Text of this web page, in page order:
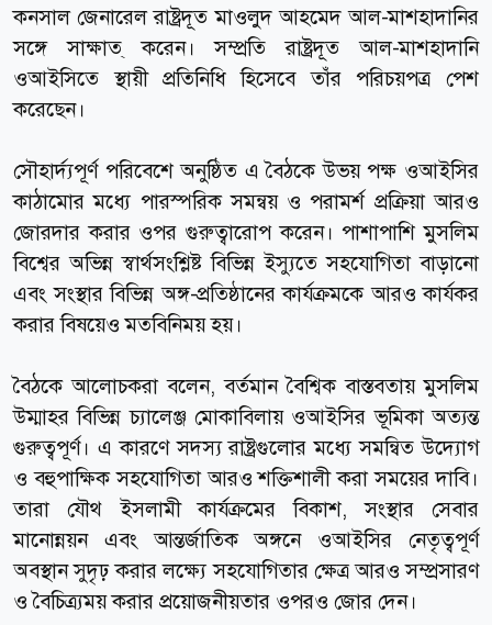
কনসাল জেনারেল রাষ্ট্রদূত মাওলুদ আহমেদ আল-মাশহাদানির
সঙ্গে সাক্ষাত্ করেন। সম্প্রতি রাষ্ট্রদূত আল-মাশহাদানি
ওআইসিতে স্থায়ী প্রতিনিধি হিসেবে তাঁর পরিচয়পত্র পেশ
করেছেন।
সৌহার্দ্যপূর্ণ পরিবেশে অনুষ্ঠিত এ বৈঠকে উভয় পক্ষ ওআইসির
কাঠামোর মধ্যে পারস্পরিক সমন্বয় ও পরামর্শ প্রক্রিয়া আরও
জোরদার করার ওপর গুরুত্বারোপ করেন। পাশাপাশি মুসলিম
বিশ্বের অভিন্ন স্বার্থসংশ্লিষ্ট বিভিন্ন ইস্যুতে সহযোগিতা বাড়ানো
এবং সংস্থার বিভিন্ন অঙ্গ-প্রতিষ্ঠানের কার্যক্রমকে আরও কার্যকর
করার বিষয়েও মতবিনিময় হয়।
বৈঠকে আলোচকরা বলেন, বর্তমান বৈশ্বিক বাস্তবতায় মুসলিম
উম্মাহর বিভিন্ন চ্যালেঞ্জ মোকাবিলায় ওআইসির ভূমিকা অত্যন্ত
গুরুত্বপূর্ণ। এ কারণে সদস্য রাষ্ট্রগুলোর মধ্যে সমন্বিত উদ্যোগ
ও বহুপাক্ষিক সহযোগিতা আরও শক্তিশালী করা সময়ের দাবি।
তারা যৌথ ইসলামী কার্যক্রমের বিকাশ, সংস্থার সেবার
মানোন্নয়ন এবং আন্তর্জাতিক অঙ্গনে ওআইসির নেতৃত্বপূর্ণ
অবস্থান সুদৃঢ় করার লক্ষ্যে সহযোগিতার ক্ষেত্র আরও সম্প্রসারণ
ও বৈচিত্র্যময় করার প্রয়োজনীয়তার ওপরও জোর দেন।